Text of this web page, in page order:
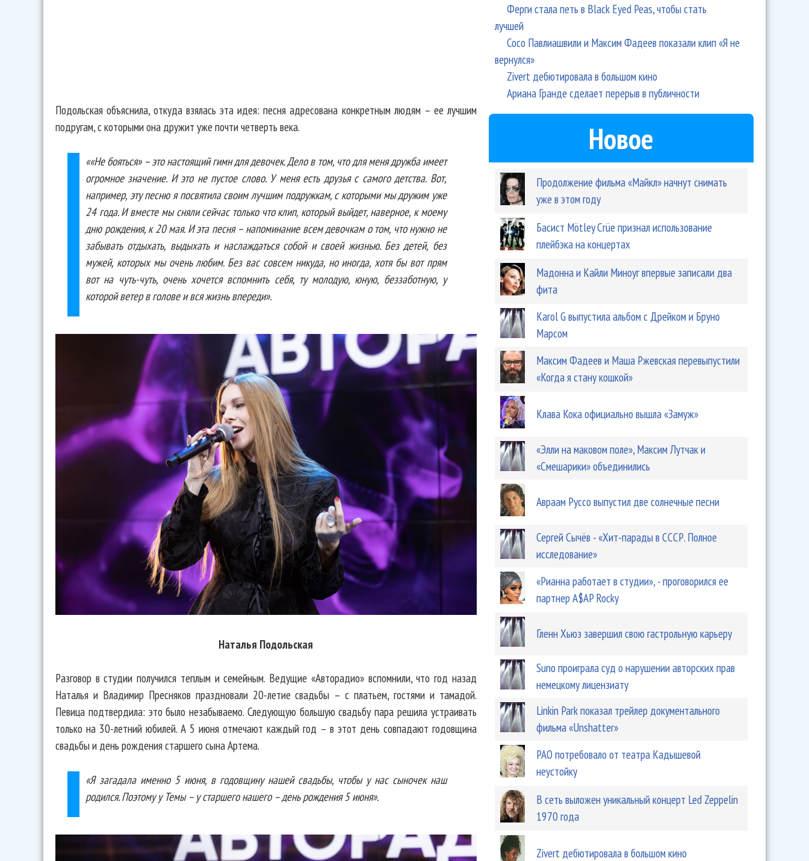
Подольская объяснила, откуда взялась эта идея: песня адресована конкретным людям – ее лучшим
подругам, с которыми она дружит уже почти четверть века.
««Не бояться» – это настоящий гимн для девочек. Дело в том, что для меня дружба имеет
огромное значение. И это не пустое слово. У меня есть друзья с самого детства. Вот,
например, эту песню я посвятила своим лучшим подружкам, с которыми мы дружим уже
24 года. И вместе мы сняли сейчас только что клип, который выйдет, наверное, к моему
дню рождения, к 20 мая. И эта песня – напоминание всем девочкам о том, что нужно не
забывать отдыхать, выдыхать и наслаждаться собой и своей жизнью. Без детей, без
мужей, которых мы очень любим. Без вас совсем никуда, но иногда, хотя бы вот прям
вот на чуть-чуть, очень хочется вспомнить себя, ту молодую, юную, беззаботную, у
которой ветер в голове и вся жизнь впереди».
Наталья Подольская
Разговор в студии получился теплым и семейным. Ведущие «Авторадио» вспомнили, что год назад
Наталья и Владимир Пресняков праздновали 20-летие свадьбы – с платьем, гостями и тамадой.
Певица подтвердила: это было незабываемо. Следующую большую свадьбу пара решила устраивать
только на 30-летний юбилей. А 5 июня отмечают каждый год – в этот день совпадают годовщина
свадьбы и день рождения старшего сына Артема.
«Я загадала именно 5 июня, в годовщину нашей свадьбы, чтобы у нас сыночек наш
родился. Поэтому у Темы – у старшего нашего – день рождения 5 июня».
Ферги стала петь в Black Eyed Peas, чтобы стать
лучшей
Сосо Павлиашвили и Максим Фадеев показали клип «Я не
вернулся»
Zivert дебютировала в большом кино
Ариана Гранде сделает перерыв в публичности
Новое
Продолжение фильма «Майкл» начнут снимать
уже в этом году
Басист Mötley Crüe признал использование
плейбэка на концертах
Мадонна и Кайли Миноуг впервые записали два
фита
Karol G выпустила альбом с Дрейком и Бруно
Марсом
Максим Фадеев и Маша Ржевская перевыпустили
«Когда я стану кошкой»
Клава Кока официально вышла «Замуж»
«Элли на маковом поле», Максим Лутчак и
«Смешарики» объединились
Авраам Руссо выпустил две солнечные песни
Сергей Сычёв - «Хит-парады в СССР. Полное
исследование»
«Рианна работает в студии», - проговорился ее
партнер A$AP Rocky
Гленн Хьюз завершил свою гастрольную карьеру
Suno проиграла суд о нарушении авторских прав
немецкому лицензиату
Linkin Park показал трейлер документального
фильма «Unshatter»
РАО потребовало от театра Кадышевой
неустойку
В сеть выложен уникальный концерт Led Zeppelin
1970 года
Zivert дебютировала в большом кино